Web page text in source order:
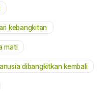
kebangkitan
mati
dibangkitkan kembali